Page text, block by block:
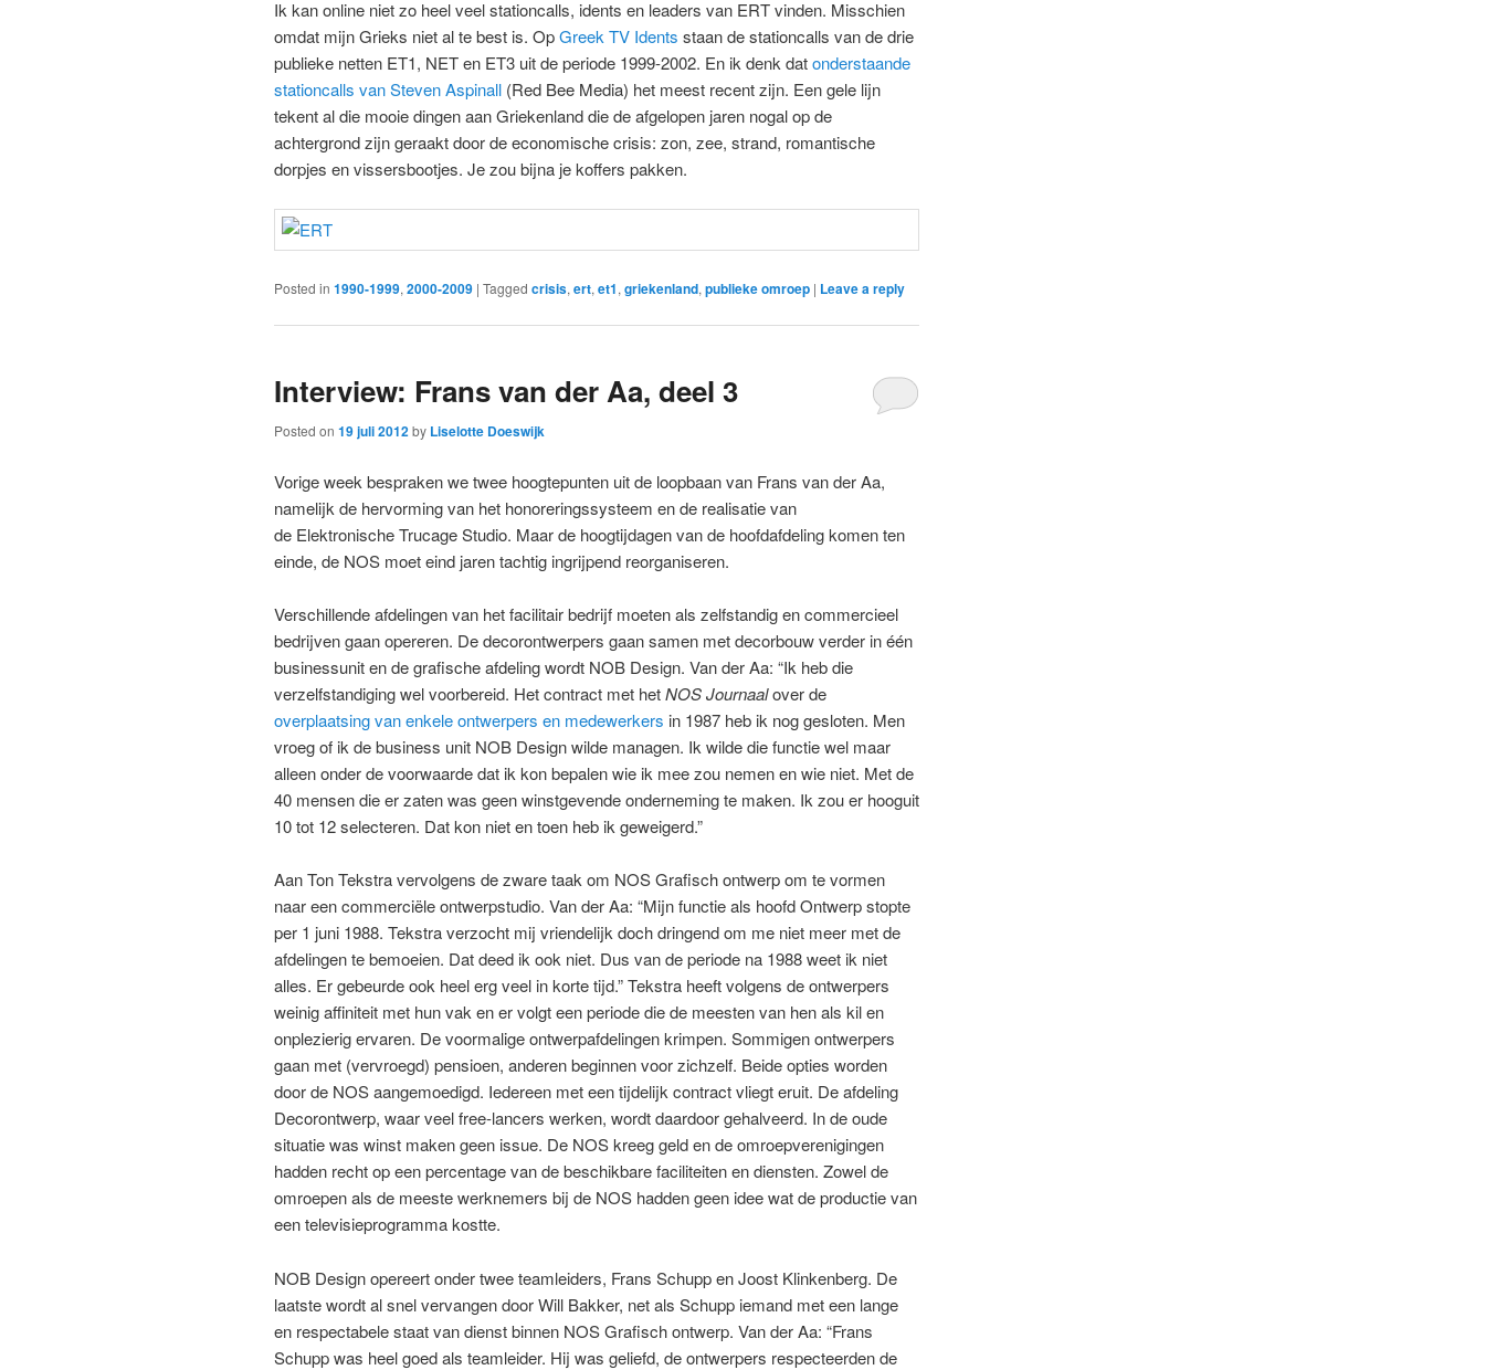
Ik kan online niet zo heel veel stationcalls, idents en leaders van ERT vinden. Misschien
omdat mijn Grieks niet al te best is. OpGreek TV Idents staan de stationcalls van de drie
publieke netten ET1, NET en ET3 uit de periode 1999-2002. En ik denk datonderstaande
stationcalls van Steven Aspinall (Red Bee Media) het meest recent zijn. Een gele lijn
tekent al die mooie dingen aan Griekenland die de afgelopen jaren nogal op de
achtergrond zijn geraakt door de economische crisis: zon, zee, strand, romantische
dorpjes en vissersbootjes. Je zou bijna je koffers pakken.
Posted in 1990-1999, 2000-2009 | Tagged crisis, ert, et1, griekenland, publieke omroep | Leave a reply
Interview: Frans van der Aa, deel 3
Posted on 19 juli 2012by Liselotte Doeswijk
Vorige week bespraken we twee hoogtepunten uit de loopbaan van Frans van der Aa,
namelijk de hervorming van het honoreringssysteem en de realisatie van
de Elektronische Trucage Studio. Maar de hoogtijdagen van de hoofdafdeling komen ten
einde, de NOS moet eind jaren tachtig ingrijpend reorganiseren.
Verschillende afdelingen van het facilitair bedrijf moeten als zelfstandig en commercieel
bedrijven gaan opereren. De decorontwerpers gaan samen met decorbouw verder in één
businessunit en de grafische afdeling wordt NOB Design. Van der Aa: “Ik heb die
verzelfstandiging wel voorbereid. Het contract met hetNOS Journaalover de
overplaatsing van enkele ontwerpers en medewerkers in 1987 heb ik nog gesloten. Men
vroeg of ik de business unit NOB Design wilde managen. Ik wilde die functie wel maar
alleen onder de voorwaarde dat ik kon bepalen wie ik mee zou nemen en wie niet. Met de
40 mensen die er zaten was geen winstgevende onderneming te maken. Ik zou er hooguit
10 tot 12 selecteren. Dat kon niet en toen heb ik geweigerd.”
Aan Ton Tekstra vervolgens de zware taak om NOS Grafisch ontwerp om te vormen
naar een commerciële ontwerpstudio. Van der Aa: “Mijn functie als hoofd Ontwerp stopte
per 1 juni 1988. Tekstra verzocht mij vriendelijk doch dringend om me niet meer met de
afdelingen te bemoeien. Dat deed ik ook niet. Dus van de periode na 1988 weet ik niet
alles. Er gebeurde ook heel erg veel in korte tijd.” Tekstra heeft volgens de ontwerpers
weinig affiniteit met hun vak en er volgt een periode die de meesten van hen als kil en
onplezierig ervaren. De voormalige ontwerpafdelingen krimpen. Sommigen ontwerpers
gaan met (vervroegd) pensioen, anderen beginnen voor zichzelf. Beide opties worden
door de NOS aangemoedigd. Iedereen met een tijdelijk contract vliegt eruit. De afdeling
Decorontwerp, waar veel free-lancers werken, wordt daardoor gehalveerd. In de oude
situatie was winst maken geen issue. De NOS kreeg geld en de omroepverenigingen
hadden recht op een percentage van de beschikbare faciliteiten en diensten. Zowel de
omroepen als de meeste werknemers bij de NOS hadden geen idee wat de productie van
een televisieprogramma kostte.
NOB Design opereert onder twee teamleiders, Frans Schupp en Joost Klinkenberg. De
laatste wordt al snel vervangen door Will Bakker, net als Schupp iemand met een lange
en respectabele staat van dienst binnen NOS Grafisch ontwerp. Van der Aa: “Frans
Schupp was heel goed als teamleider. Hij was geliefd, de ontwerpers respecteerden de